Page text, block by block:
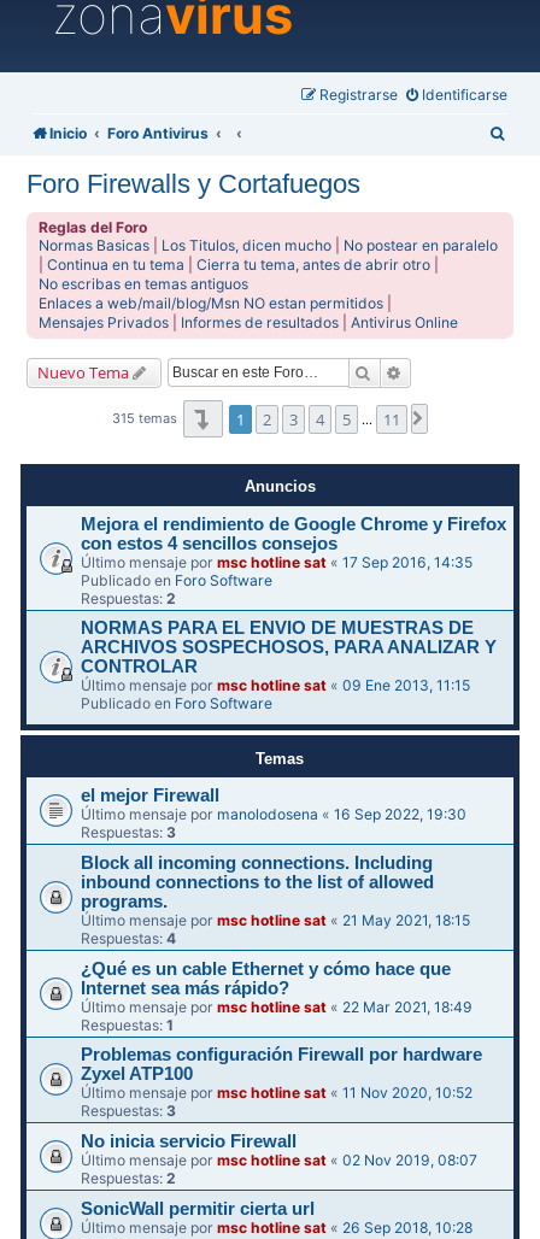
zonavirus
Identificarse
Registrarse
Inicio Foro Antivirus
Foro Firewalls y Cortafuegos
Reglas del Foro
Normas Basicas
Los Titulos, dicen mucho
No postear en paralelo
|Continua en tu tema |Cierra tu tema, antes de abrir otro
No escribas en temas antiguos
Enlaces a web/mail/blog/Msn NO estan permitidos
Mensajes Privados
Informes de resultados |Antivirus Online
Nuevo Tema Buscar
315 temas Página1de11
1 2 3 4 5 … 11
Anuncios
Mejora el rendimiento de Google Chrome y Firefox
con estos 4 sencillos consejos
Último mensaje pormsc hotline sat «17 Sep 2016, 14:35
Publicado en Foro Software
Respuestas:2
NORMAS PARA EL ENVIO DE MUESTRAS DE
ARCHIVOS SOSPECHOSOS, PARA ANALIZAR Y
CONTROLAR
Último mensaje pormsc hotline sat «09 Ene 2013, 11:15
Publicado en Foro Software
Temas
el mejor Firewall
Último mensaje por manolodosena «16 Sep 2022, 19:30
Respuestas:3
Block all incoming connections. Including
inbound connections to the list of allowed
programs.
Último mensaje pormsc hotline sat « 21 May 2021, 18:15
Respuestas:4
¿Qué es un cable Ethernet y cómo hace que
Internet sea más rápido?
Último mensaje pormsc hotline sat « 22 Mar 2021, 18:49
Respuestas:1
Problemas configuración Firewall por hardware
Zyxel ATP100
Último mensaje pormsc hotline sat «11 Nov 2020, 10:52
Respuestas: 3
No inicia servicio Firewall
Último mensaje pormsc hotline sat «02 Nov 2019, 08:07
Respuestas:2
SonicWall permitir cierta url
Último mensaje pormsc hotline sat « 26 Sep 2018, 10:28